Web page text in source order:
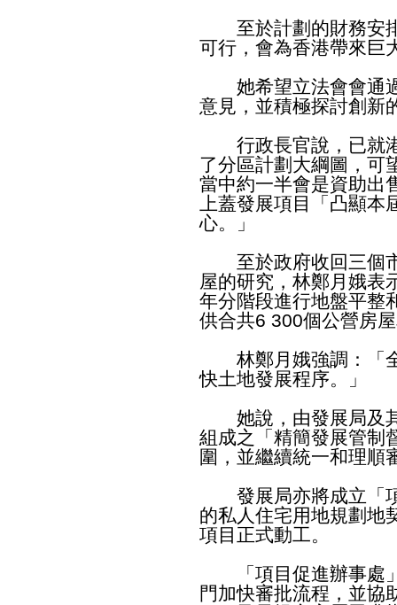
至於計劃的財務安排
可行，會為香港帶來巨
她希望立法會會通過
意見，並積極探討創新
行政長官說，已就港
了分區計劃大綱圖，可
當中約一半會是資助出
上蓋發展項目「凸顯
心。」
至於政府收回三個市
屋的研究，林鄭月娥表
年分階段進行地盤平整
供合共6 300個公營房
林鄭月娥強調：「全
快土地發展程序。」
她說，由發展局及其
組成之「精簡發展管制
圍，並繼續統一和理順
發展局亦將成立「項
的私人住宅用地規劃地
項目正式動工。
「項目促進辦事處」
門加快審批流程，並協